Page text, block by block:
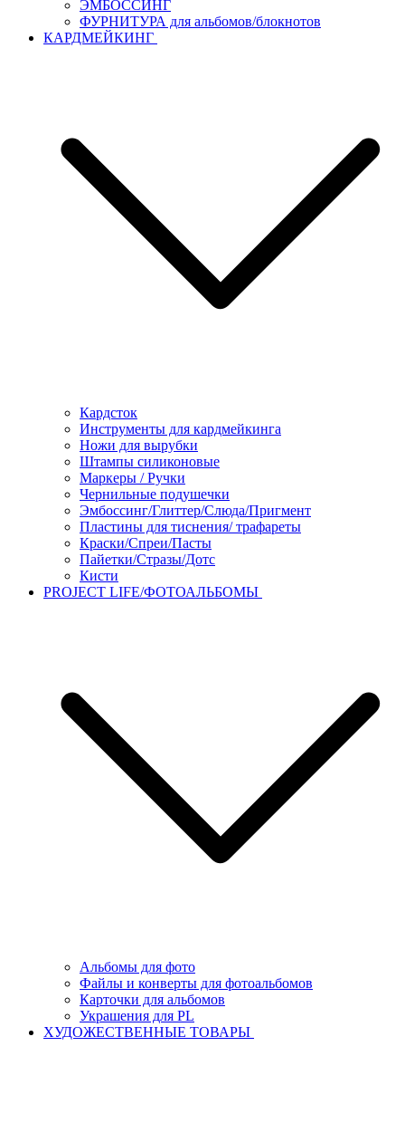
ЭМБОССИНГ
ФУРНИТУРА для альбомов/блокнотов
КАРДМЕЙКИНГ
Кардсток
Инструменты для кардмейкинга
Ножи для вырубки
Штампы силиконовые
Маркеры / Ручки
Чернильные подушечки
Эмбоссинг/Глиттер/Слюда/Пригмент
Пластины для тиснения/ трафареты
Краски/Спреи/Пасты
Пайетки/Стразы/Дотс
Кисти
PROJECT LIFE/ФОТОАЛЬБОМЫ
Альбомы для фото
Файлы и конверты для фотоальбомов
Карточки для альбомов
Украшения для PL
ХУДОЖЕСТВЕННЫЕ ТОВАРЫ